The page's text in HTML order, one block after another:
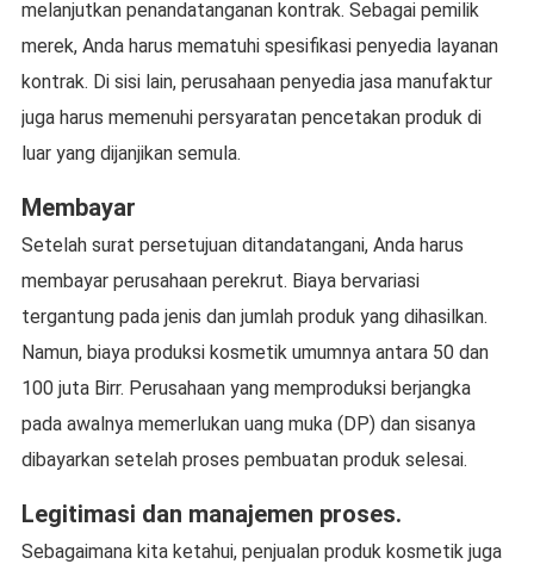
melanjutkan penandatanganan kontrak. Sebagai pemilik
merek, Anda harus mematuhi spesifikasi penyedia layanan
kontrak. Di sisi lain, perusahaan penyedia jasa manufaktur
juga harus memenuhi persyaratan pencetakan produk di
luar yang dijanjikan semula.
Membayar
Setelah surat persetujuan ditandatangani, Anda harus
membayar perusahaan perekrut. Biaya bervariasi
tergantung pada jenis dan jumlah produk yang dihasilkan.
Namun, biaya produksi kosmetik umumnya antara 50 dan
100 juta Birr. Perusahaan yang memproduksi berjangka
pada awalnya memerlukan uang muka (DP) dan sisanya
dibayarkan setelah proses pembuatan produk selesai.
Legitimasi dan manajemen proses.
Sebagaimana kita ketahui, penjualan produk kosmetik juga